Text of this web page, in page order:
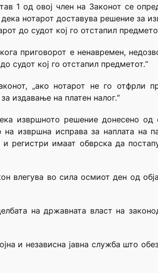
1 од овој член на Законот се
нотарот доставува решение за
до судот кој го отстапил
приговорот е ненавремен,
судот кој го отстапил предметот.“
„ако нотарот не го отфрли
издавање на платен налог.“
извршното решение донесено од
на извршна исправа за наплата на
и регистри имаат обврска да
влегува во сила осмиот ден од
на државната власт на
и независна јавна служба што